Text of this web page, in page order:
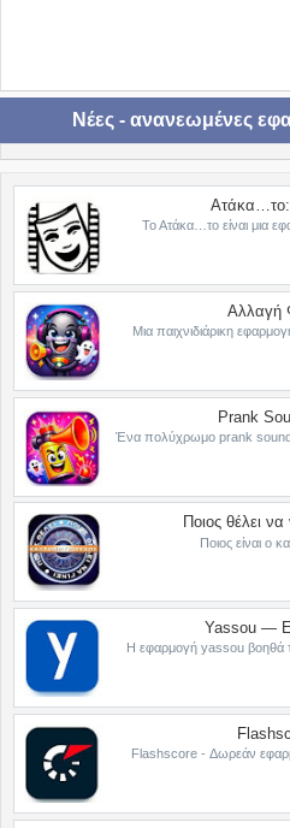
Νέες - ανανεωμένες
Ατάκα…το:
Το Ατάκα…το είναι μια
Αλλαγή
Μια παιχνιδιάρικη
Prank
Ένα πολύχρωμο prank
Ποιος θέλει να
Ποιος είναι ο
Yassou —
Η εφαρμογή yassou βοηθά
Flashscore - Δωρεάν